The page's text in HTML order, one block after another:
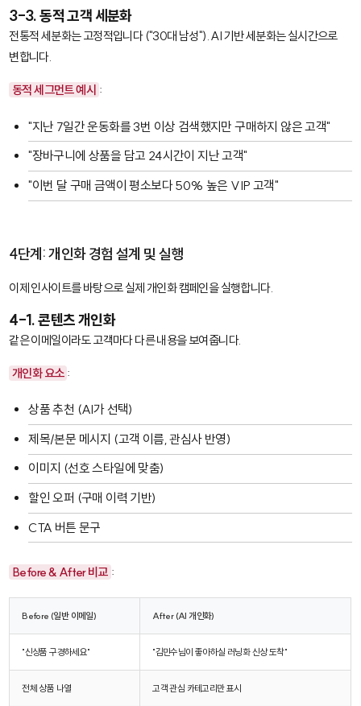
3-3. 동적 고객 세분화
전통적 세분화는 고정적입니다 ("30대 남성"). AI 기반 세분화는 실시간으로
변합니다.
동적 세그먼트 예시 :
"지난 7일간 운동화를 3번 이상 검색했지만 구매하지 않은 고객"
"장바구니에 상품을 담고 24시간이 지난 고객"
"이번 달 구매 금액이 평소보다 50% 높은 VIP 고객"
4단계: 개인화 경험 설계 및 실행
이제 인사이트를 바탕으로 실제 개인화 캠페인을 실행합니다.
4-1. 콘텐츠 개인화
같은 이메일이라도 고객마다 다른 내용을 보여줍니다.
개인화 요소 :
상품 추천 (AI가 선택)
제목/본문 메시지 (고객 이름, 관심사 반영)
이미지 (선호 스타일에 맞춤)
할인 오퍼 (구매 이력 기반)
CTA 버튼 문구
Before & After 비교 :
Before (일반 이메일) After (AI 개인화)
"신상품 구경하세요" "김민수님이 좋아하실 러닝화 신상 도착"
전체 상품 나열 고객 관심 카테고리만 표시